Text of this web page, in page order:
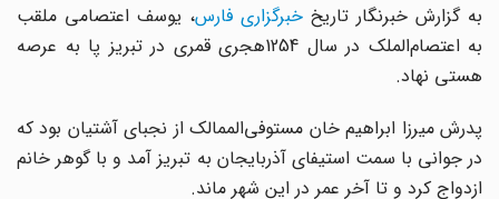
به گزارش خبرنگار تاریخخبرگزاری فارس، یوسف اعتصامی ملقب
به اعتصام‌الملک در سال 1254هجری قمری در تبریز پا به عرصه
هستی نهاد.
پدرش میرزا ابراهیم خان مستوفی‌الممالک از نجبای آشتیان بود که
در جوانی با سمت استیفای آذربایجان به تبریز آمد و با گوهر خانم
ازدواج کرد و تا آخر عمر در این شهر ماند.